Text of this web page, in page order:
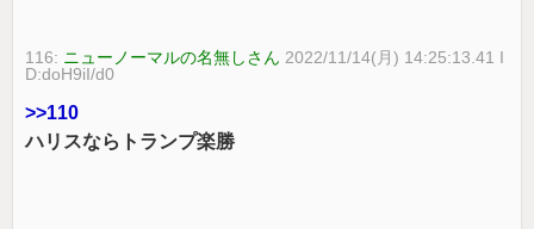
116: ニューノーマルの名無しさん 2022/11/14(月) 14:25:13.41 I
D:doH9iI/d0
>>110
ハリスならトランプ楽勝